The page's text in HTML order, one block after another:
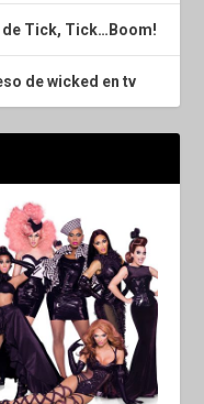
de Tick, Tick…Boom!
de wicked en tv